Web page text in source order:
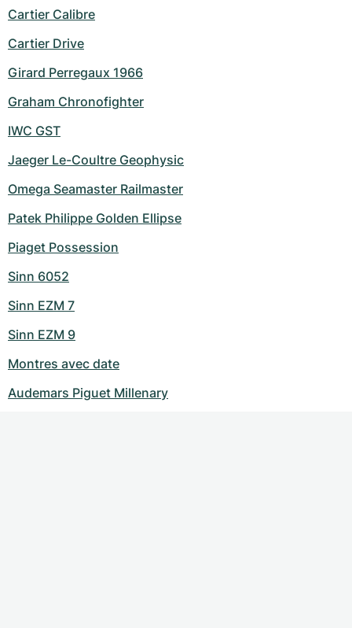
Cartier Calibre
Cartier Drive
Girard Perregaux 1966
Graham Chronofighter
IWC GST
Jaeger Le-Coultre Geophysic
Omega Seamaster Railmaster
Patek Philippe Golden Ellipse
Piaget Possession
Sinn 6052
Sinn EZM 7
Sinn EZM 9
Montres avec date
Audemars Piguet Millenary